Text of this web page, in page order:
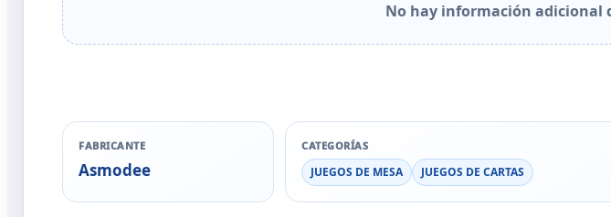
No hay información adicional
FABRICANTE
Asmodee
CATEGORÍAS
JUEGOS DE MESA JUEGOS DE CARTAS